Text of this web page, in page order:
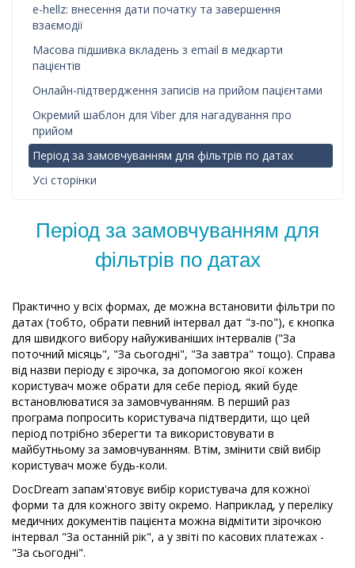
e-hellz: внесення дати початку та завершення
взаємодії
Масова підшивка вкладень з email в медкарти
пацієнтів
Онлайн-підтвердження записів на прийом пацієнтами
Окремий шаблон для Viber для нагадування про
прийом
Період за замовчуванням для фільтрів по датах
Усі сторінки
Період за замовчуванням для
фільтрів по датах
Практично у всіх формах, де можна встановити фільтри по
датах (тобто, обрати певний інтервал дат "з-по"), є кнопка
для швидкого вибору найуживаніших інтервалів ("За
поточний місяць", "За сьогодні", "За завтра" тощо). Справа
від назви періоду є зірочка, за допомогою якої кожен
користувач може обрати для себе період, який буде
встановлюватися за замовчуванням. В перший раз
програма попросить користувача підтвердити, що цей
період потрібно зберегти та використовувати в
майбутньому за замовчуванням. Втім, змінити свій вибір
користувач може будь-коли.
DocDream запам'ятовує вибір користувача для кожної
форми та для кожного звіту окремо. Наприклад, у переліку
медичних документів пацієнта можна відмітити зірочкою
інтервал "За останній рік", а у звіті по касових платежах -
"За сьогодні".